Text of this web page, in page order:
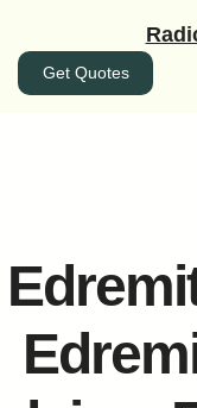
Get Quotes